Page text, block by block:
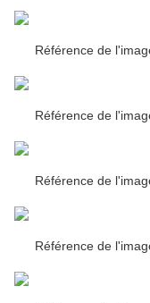
Référence de
Référence de
Référence de
Référence de